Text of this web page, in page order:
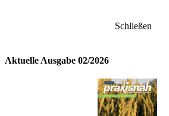
Schließen
Aktuelle Ausgabe 02/2026